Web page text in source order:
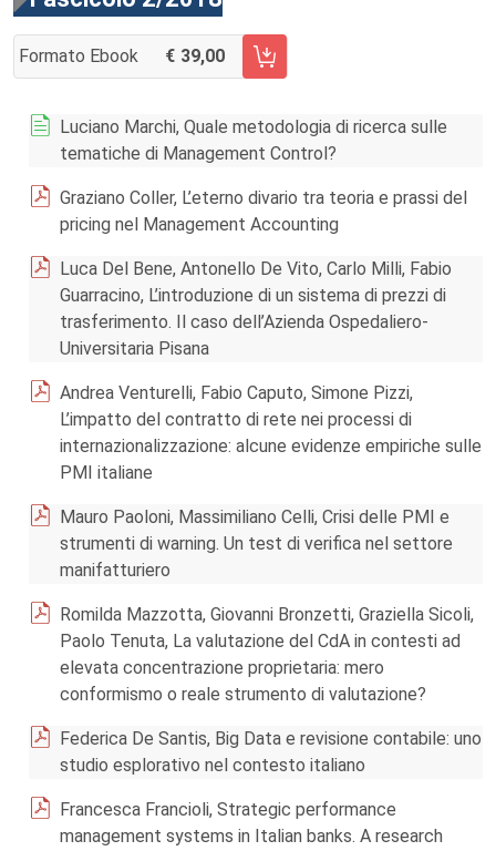
Formato Ebook 39,00
AGGIUNGI AL CARRELLO FASCICOLO 2/2018
Luciano Marchi, Quale metodologia di ricerca sulle
tematiche di Management Control?
Graziano Coller, L’eterno divario tra teoria e prassi del
pricing nel Management Accounting
Luca Del Bene, Antonello De Vito, Carlo Milli, Fabio
Guarracino, L’introduzione di un sistema di prezzi di
trasferimento. Il caso dell’Azienda Ospedaliero-
Universitaria Pisana
Andrea Venturelli, Fabio Caputo, Simone Pizzi,
L’impatto del contratto di rete nei processi di
internazionalizzazione: alcune evidenze empiriche sulle
PMI italiane
Mauro Paoloni, Massimiliano Celli, Crisi delle PMI e
strumenti di warning. Un test di verifica nel settore
manifatturiero
Romilda Mazzotta, Giovanni Bronzetti, Graziella Sicoli,
Paolo Tenuta, La valutazione del CdA in contesti ad
elevata concentrazione proprietaria: mero
conformismo o reale strumento di valutazione?
Federica De Santis, Big Data e revisione contabile: uno
studio esplorativo nel contesto italiano
Francesca Francioli, Strategic performance
management systems in Italian banks. A research